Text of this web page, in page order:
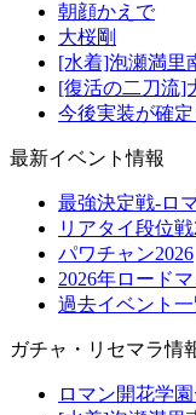
朝顔かえで
大桜剛
[水着]泡瀬満里
[復活の二刀流]
今後実装が確
最新イベント情報
最強決定戦-ロ
リアタイ段位
パワチャン2026
2026年ロード
過去イベント一
ガチャ・リセマラ情
ロマン開花学